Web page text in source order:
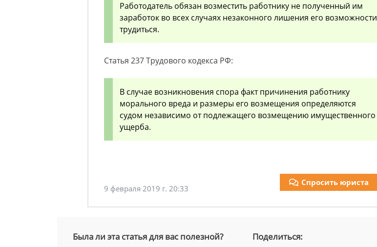
Работодатель обязан возместить работнику не полученный им
заработок во всех случаях незаконного лишения его возможности
трудиться.
Статья 237 Трудового кодекса РФ:
В случае возникновения спора факт причинения работнику
морального вреда и размеры его возмещения определяются
судом независимо от подлежащего возмещению имущественного
ущерба.
9 февраля 2019 г. 20:33
Спросить юриста
Была ли эта статья для вас полезной? Поделиться: